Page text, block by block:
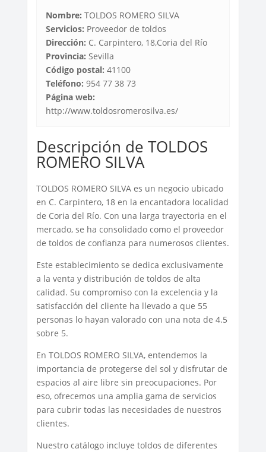
Nombre: TOLDOS ROMERO SILVA
Servicios: Proveedor de toldos
Dirección: C. Carpintero, 18,Coria del Río
Provincia: Sevilla
Código postal: 41100
Teléfono: 954 77 38 73
Página web:
http://www.toldosromerosilva.es/
Descripción de TOLDOS
ROMERO SILVA
TOLDOS ROMERO SILVA es un negocio ubicado
en C. Carpintero, 18 en la encantadora localidad
de Coria del Río. Con una larga trayectoria en el
mercado, se ha consolidado como el proveedor
de toldos de confianza para numerosos clientes.
Este establecimiento se dedica exclusivamente
a la venta y distribución de toldos de alta
calidad. Su compromiso con la excelencia y la
satisfacción del cliente ha llevado a que 55
personas lo hayan valorado con una nota de 4.5
sobre 5.
En TOLDOS ROMERO SILVA, entendemos la
importancia de protegerse del sol y disfrutar de
espacios al aire libre sin preocupaciones. Por
eso, ofrecemos una amplia gama de servicios
para cubrir todas las necesidades de nuestros
clientes.
Nuestro catálogo incluye toldos de diferentes